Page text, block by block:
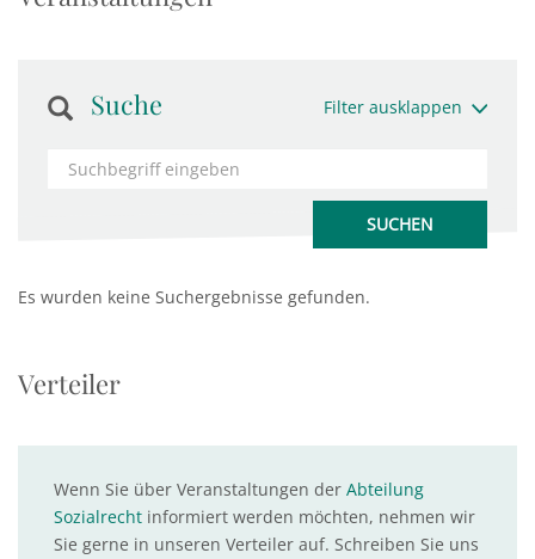
Suche Filter ausklappen
Es wurden keine Suchergebnisse gefunden.
Verteiler
Wenn Sie über Veranstaltungen der Abteilung
Sozialrecht informiert werden möchten, nehmen wir
Sie gerne in unseren Verteiler auf. Schreiben Sie uns